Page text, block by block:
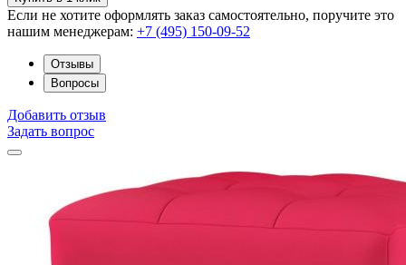
Если не хотите оформлять заказ самостоятельно, поручите это
нашим менеджерам: +7 (495) 150-09-52
Отзывы
Вопросы
Добавить отзыв
Задать вопрос